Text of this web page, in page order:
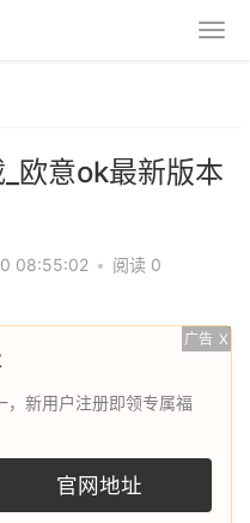
欧意ok最新版本
08:55:02 • 阅读 0
广告 X
，新用户注册即领专属福
官网地址